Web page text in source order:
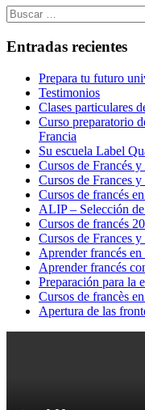
Buscar:
Entradas recientes
Prepara tu futuro
Testimonios
Clases particulares
Curso preparatorio
Francia
Su escuela Label
Cursos de Francés
Cursos de Frances
Cursos de francés
ALIP – Selección
Cursos de francés
Cursos de Frances
Aprender francés
Aprender francés
Preparación para la
Cursos de francès
Apertura de las